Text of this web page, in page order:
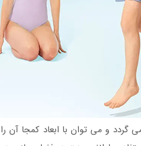
و می توان با ابعاد کمجا آن